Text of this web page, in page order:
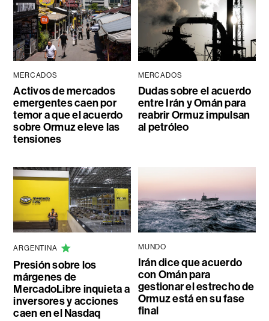
MERCADOS
Activos de mercados
emergentes caen por
temor a que el acuerdo
sobre Ormuz eleve las
tensiones
MERCADOS
Dudas sobre el acuerdo
entre Irán y Omán para
reabrir Ormuz impulsan
al petróleo
ARGENTINA
Presión sobre los
márgenes de
MercadoLibre inquieta a
inversores y acciones
caen en el Nasdaq
MUNDO
Irán dice que acuerdo
con Omán para
gestionar el estrecho de
Ormuz está en su fase
final